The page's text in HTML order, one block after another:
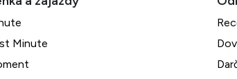
Minute